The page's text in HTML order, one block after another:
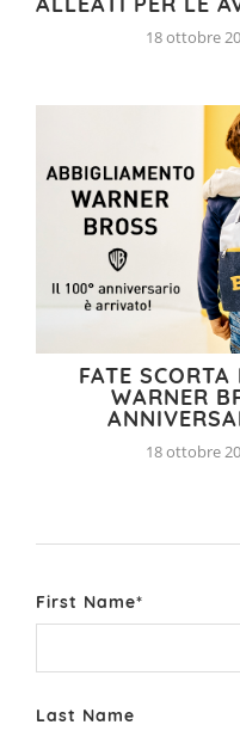
18 ottobre
FATE
WARNER
18 ottobre
First Name*
Last Name